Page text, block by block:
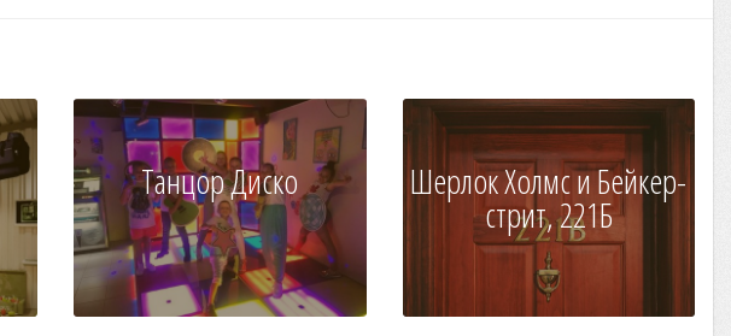
Танцор Диско Шерлок Холмс и Бейкер-
стрит, 221Б